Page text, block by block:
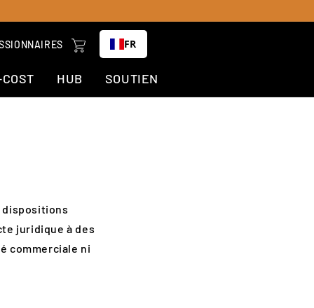
Chariot FR
HUB SOUTIEN
juridique à des
commerciale ni